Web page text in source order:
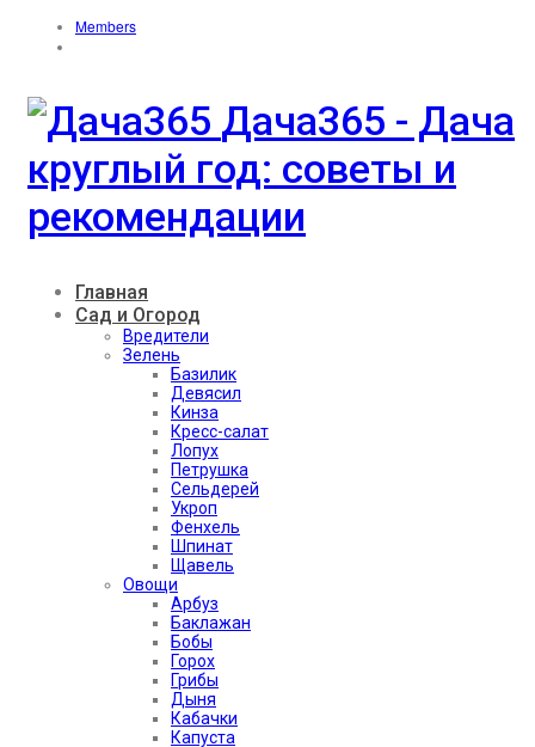
Members
Дача365 - Дача
круглый год: советы и
рекомендации
Главная
Сад и Огород
Вредители
Зелень
Базилик
Девясил
Кинза
Кресс-салат
Лопух
Петрушка
Сельдерей
Укроп
Фенхель
Шпинат
Щавель
Овощи
Арбуз
Баклажан
Бобы
Горох
Грибы
Дыня
Кабачки
Капуста